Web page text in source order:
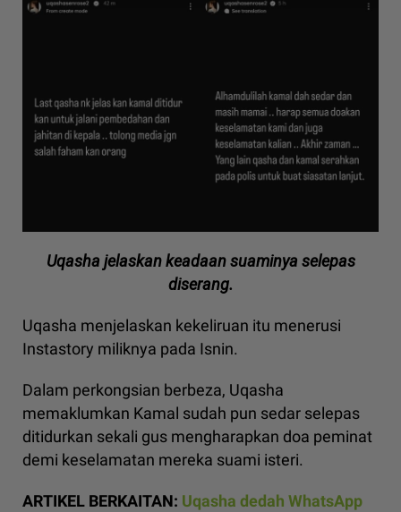
Uqasha jelaskan keadaan suaminya selepas
diserang.
Uqasha menjelaskan kekeliruan itu menerusi
Instastory miliknya pada Isnin.
Dalam perkongsian berbeza, Uqasha
memaklumkan Kamal sudah pun sedar selepas
ditidurkan sekali gus mengharapkan doa peminat
demi keselamatan mereka suami isteri.
ARTIKEL BERKAITAN: Uqasha dedah WhatsApp